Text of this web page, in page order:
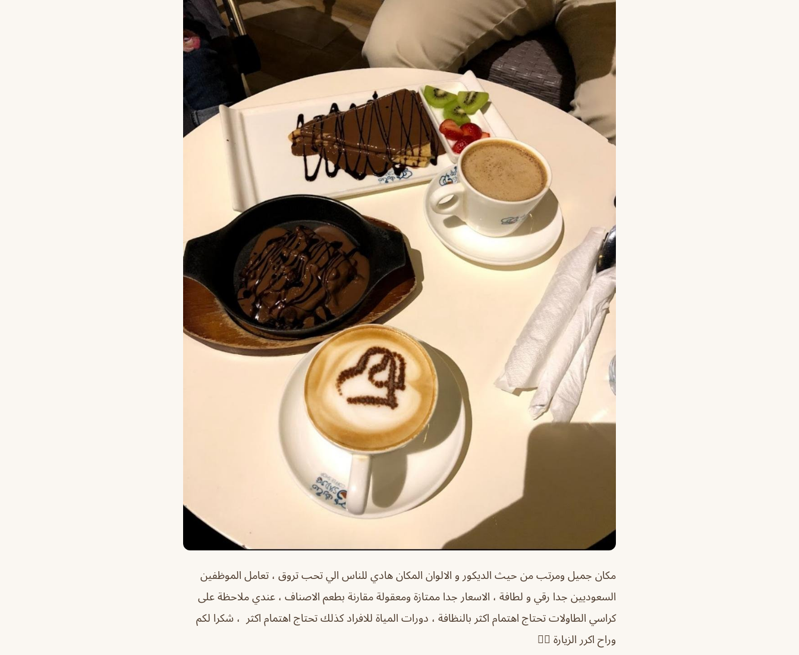
مكان جميل ومرتب من حيث الديكور و الالوان المكان هادي للناس الي تحب تروق ، تعامل الموظفين
السعوديين جدا رقي و لطافة ، الاسعار جدا ممتازة ومعقولة مقارنة بطعم الاصناف ، عندي ملاحظة على
كراسي الطاولات تحتاج اهتمام اكثر بالنظافة ، دورات المياة للافراد كذلك تحتاج اهتمام اكثر ، شكرا لكم
وراح اكرر الزيارة 👍🏻